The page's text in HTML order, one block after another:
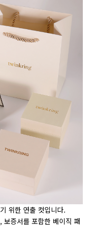
위한 연출 컷입니다.
보증서를 포함한 베이직 패